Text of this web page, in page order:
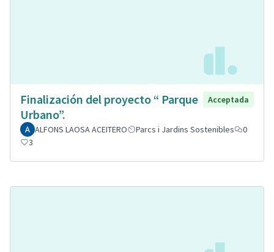
Finalización del proyecto “ Parque
Urbano”.
Acceptada
ALFONS LAOSA ACEITERO Parcs i Jardins Sostenibles
0
3